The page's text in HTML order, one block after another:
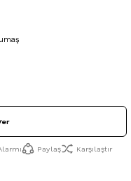
Paylaş Karşılaştır